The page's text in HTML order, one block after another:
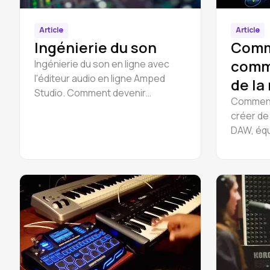
Article
Ingénierie du son
Ingénierie du son en ligne avec
l'éditeur audio en ligne Amped
Studio. Comment devenir
Article
de la
créer de
DAW,